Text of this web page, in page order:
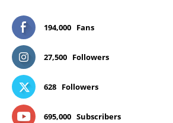
194,000 Fans
27,500 Followers
628 Followers
695,000 Subscribers